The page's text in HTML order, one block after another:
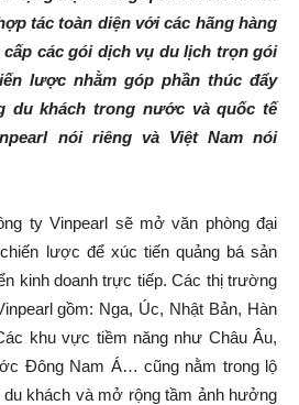
tác toàn diện với các hãng hàng
các gói dịch vụ du lịch trọn gói
lược nhằm góp phần thúc đẩy
du khách trong nước và quốc tế
nói riêng và Việt Nam nói
ty Vinpearl sẽ mở văn phòng đại
lược để xúc tiến quảng bá sản
kinh doanh trực tiếp. Các thị trường
gồm: Nga, Úc, Nhật Bản, Hàn
khu vực tiềm năng như Châu Âu,
Đông Nam Á… cũng nằm trong lộ
khách và mở rộng tầm ảnh hưởng